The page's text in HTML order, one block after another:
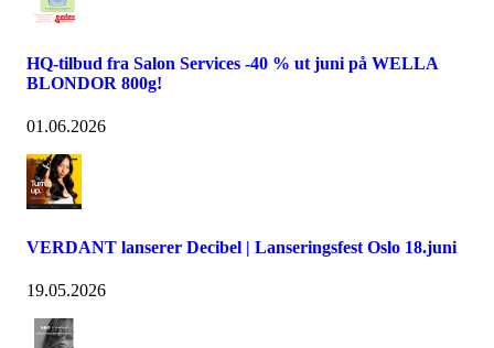
HQ-tilbud fra Salon Services -40 % ut juni på WELLA
BLONDOR 800g!
01.06.2026
VERDANT lanserer Decibel | Lanseringsfest Oslo 18.juni
19.05.2026